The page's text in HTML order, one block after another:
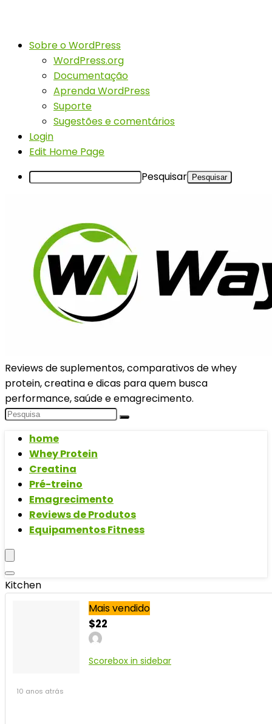
Sobre o WordPress
WordPress.org
Documentação
Aprenda WordPress
Suporte
Sugestões e comentários
Login
Edit Home Page
Pesquisar
Reviews de suplementos, comparativos de whey
protein, creatina e dicas para quem busca
performance, saúde e emagrecimento.
home
Whey Protein
Creatina
Pré-treino
Emagrecimento
Reviews de Produtos
Equipamentos Fitness
Kitchen
Mais vendido
$22
Scorebox in sidebar
10 anos atrás